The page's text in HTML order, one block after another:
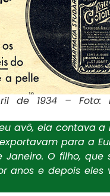
de 1934 – Foto:
avô, ela contava
para a
O filho,
anos e depois eles